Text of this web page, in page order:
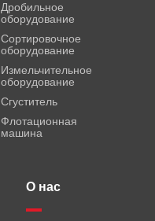
Дробильное
оборудование
Сортировочное
оборудование
Измельчительное
оборудование
Сгуститель
Флотационная
машина
О нас